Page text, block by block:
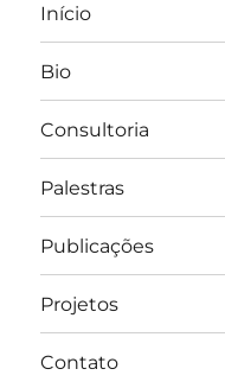
Início
Bio
Consultoria
Palestras
Publicações
Projetos
Contato